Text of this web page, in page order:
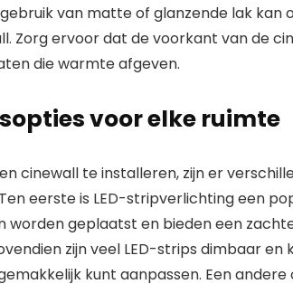
van matte of glanzende lak kan
Zorg ervoor dat de voorkant van de
die warmte afgeven.
voor elke ruimte
cinewall te installeren, zijn er
eerste is LED-stripverlichting een
worden geplaatst en bieden een
zijn veel LED-strips dimbaar
kunt aanpassen. Een